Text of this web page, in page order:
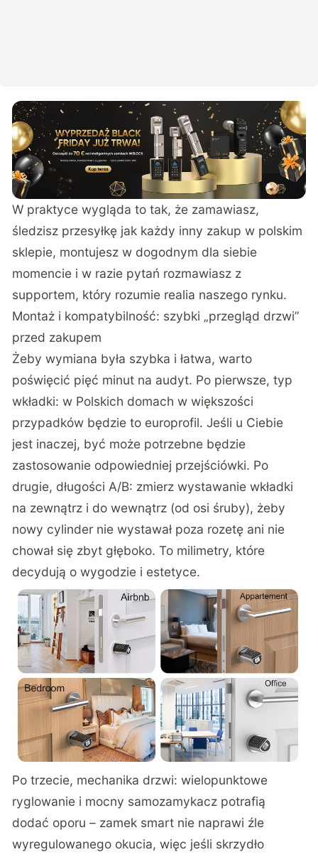
W praktyce wygląda to tak, że zamawiasz,
śledzisz przesyłkę jak każdy inny zakup w polskim
sklepie, montujesz w dogodnym dla siebie
momencie i w razie pytań rozmawiasz z
supportem, który rozumie realia naszego rynku.
Montaż i kompatybilność: szybki „przegląd drzwi”
przed zakupem
Żeby wymiana była szybka i łatwa, warto
poświęcić pięć minut na audyt. Po pierwsze, typ
wkładki: w Polskich domach w większości
przypadków będzie to europrofil. Jeśli u Ciebie
jest inaczej, być może potrzebne będzie
zastosowanie odpowiedniej przejściówki. Po
drugie, długości A/B: zmierz wystawanie wkładki
na zewnątrz i do wewnątrz (od osi śruby), żeby
nowy cylinder nie wystawał poza rozetę ani nie
chował się zbyt głęboko. To milimetry, które
decydują o wygodzie i estetyce.
Po trzecie, mechanika drzwi: wielopunktowe
ryglowanie i mocny samozamykacz potrafią
dodać oporu – zamek smart nie naprawi źle
wyregulowanego okucia, więc jeśli skrzydło